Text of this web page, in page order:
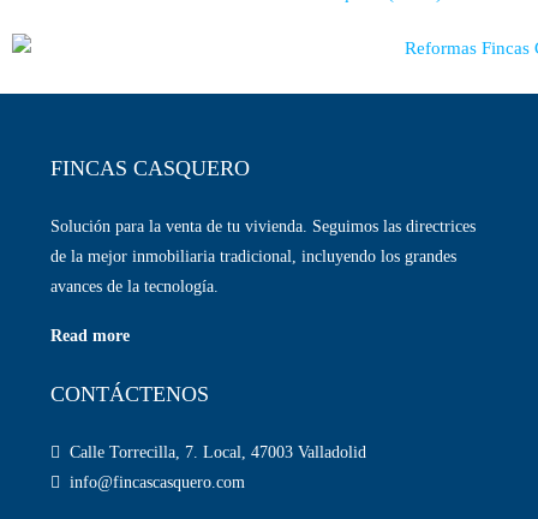
FINCAS CASQUERO
Solución para la venta de tu vivienda. Seguimos las directrices
de la mejor inmobiliaria tradicional, incluyendo los grandes
avances de la tecnología.
Read more
CONTÁCTENOS
Calle Torrecilla, 7. Local, 47003 Valladolid
info@fincascasquero.com